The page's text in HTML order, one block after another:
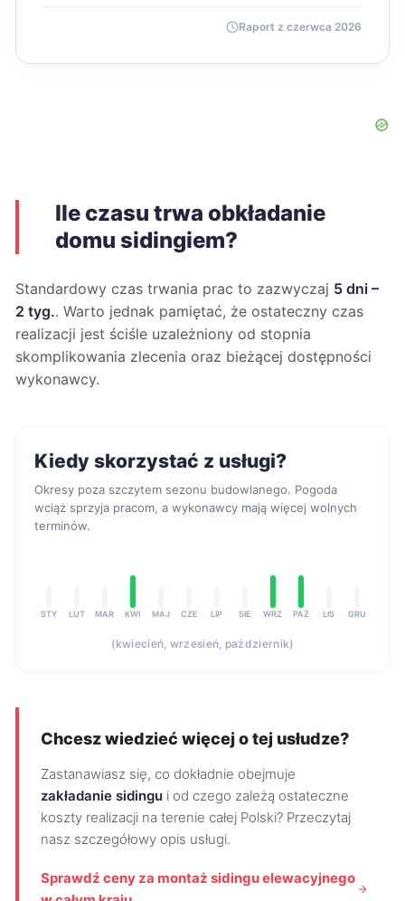
Raport z czerwca 2026
Ile czasu trwa obkładanie
domu sidingiem?
Standardowy czas trwania prac to zazwyczaj 5 dni –
2 tyg.. Warto jednak pamiętać, że ostateczny czas
realizacji jest ściśle uzależniony od stopnia
skomplikowania zlecenia oraz bieżącej dostępności
wykonawcy.
Kiedy skorzystać z usługi?
Okresy poza szczytem sezonu budowlanego. Pogoda
wciąż sprzyja pracom, a wykonawcy mają więcej wolnych
terminów.
STY LUT MAR KWI MAJ CZE LIP SIE WRZ PAŹ LIS GRU
(kwiecień, wrzesień, październik)
Chcesz wiedzieć więcej o tej usłudze?
Zastanawiasz się, co dokładnie obejmuje
zakładanie sidingu i od czego zależą ostateczne
koszty realizacji na terenie całej Polski? Przeczytaj
nasz szczegółowy opis usługi.
Sprawdź ceny za montaż sidingu elewacyjnego